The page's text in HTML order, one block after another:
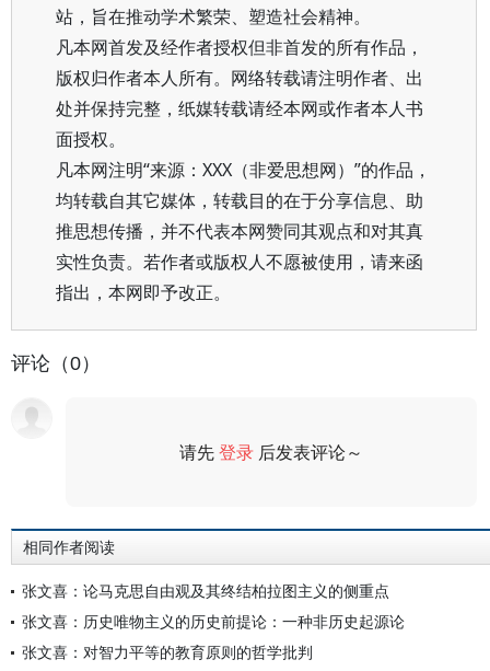
站，旨在推动学术繁荣、塑造社会精神。
凡本网首发及经作者授权但非首发的所有作品，
版权归作者本人所有。网络转载请注明作者、出
处并保持完整，纸媒转载请经本网或作者本人书
面授权。
凡本网注明“来源：XXX（非爱思想网）”的作品，
均转载自其它媒体，转载目的在于分享信息、助
推思想传播，并不代表本网赞同其观点和对其真
实性负责。若作者或版权人不愿被使用，请来函
指出，本网即予改正。
评论（0）
请先登录 后发表评论～
相同作者阅读
张文喜：论马克思自由观及其终结柏拉图主义的侧重点
张文喜：历史唯物主义的历史前提论：一种非历史起源论
张文喜：对智力平等的教育原则的哲学批判